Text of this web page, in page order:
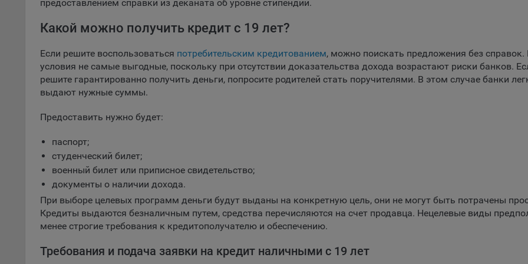
Подробнее о параметрах управления можно ознакомиться, перейдя по
Firefox
Chrome
Общества: info@myfin.by
Аналитические Cookie
Отключение аналитических cookie-файлов не позволит определять
Нео Банк Азия
СтатусБанк
Паритетбанк
Приорбанк
предоставлением справки из деканата об уровне стипендии.
Какой можно получить кредит с 19 лет?
Если решите воспользоваться потребительским кредитованием, можно поискать предложения без
условия не самые выгодные, поскольку при отсутствии доказательства дохода возрастают риски банков.
решите гарантированно получить деньги, попросите родителей стать поручителями. В этом случае банки
выдают нужные суммы.
Предоставить нужно будет:
паспорт;
студенческий билет;
военный билет или приписное свидетельство;
документы о наличии дохода.
При выборе целевых программ деньги будут выданы на конкретную цель, они не могут быть потрачены
Кредиты выдаются безналичным путем, средства перечисляются на счет продавца. Нецелевые виды
менее строгие требования к кредитополучателю и обеспечению.
Требования и подача заявки на кредит наличными с 19 лет